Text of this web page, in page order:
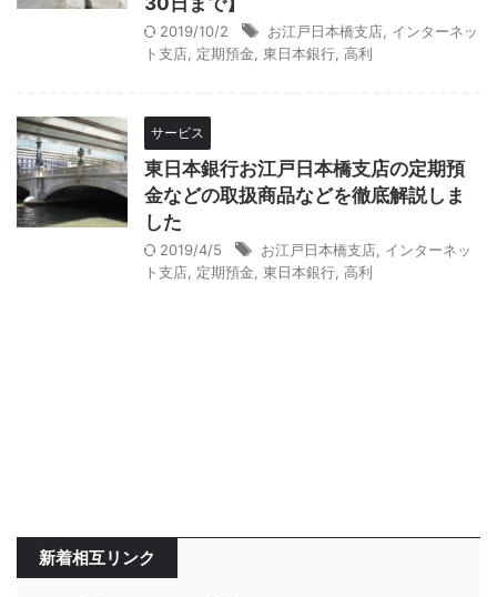
2019/10/2 お江戸日本橋支店 インターネッ
ト支店 定期預金 東日本銀行 高利
サービス
東日本銀行お江戸日本橋支店の定期預
金などの取扱商品などを徹底解説しま
した
2019/4/5 お江戸日本橋支店 インターネッ
ト支店 定期預金 東日本銀行 高利
新着相互リンク